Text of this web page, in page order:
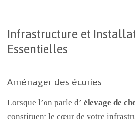
Infrastructure et
Essentielles
Aménager des écuries
Lorsque l’on parle d’ élevage de
constituent le cœur de votre